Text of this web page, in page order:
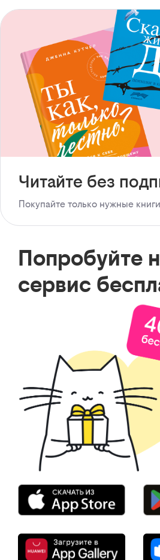
Читайте без
Покупайте только нужные книги
Попробуйте
сервис